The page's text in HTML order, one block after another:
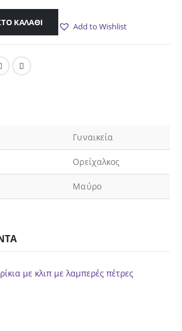
ΚΑΛΆΘΙ Add to Wishlist
Γυναικεία
Ορείχαλκος
Μαύρο